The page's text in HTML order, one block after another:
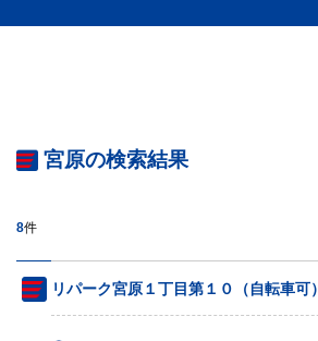
宮原の検索結果
8件
リパーク宮原１丁目第１０（自転車可）